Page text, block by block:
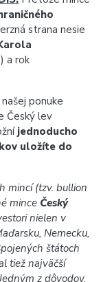
strana nesie
a rok
ponuke
Český lev
jednoducho
uložíte do
mincí (tzv. bullion
mince Český
nielen v
Nemecku,
štátoch
tiež najväčší
z dôvodov,